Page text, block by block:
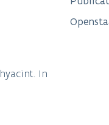
In